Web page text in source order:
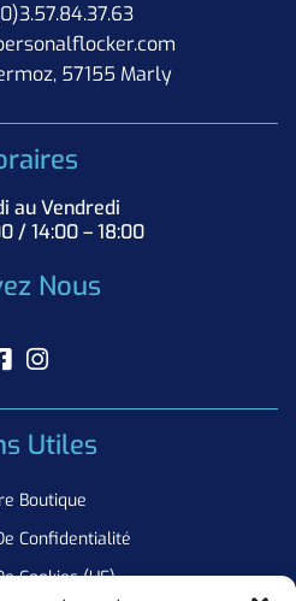
57155 Marly
au Vendredi
/ 14:00 – 18:00
Nous
Utiles
Boutique
Confidentialité
Cookies (UE)